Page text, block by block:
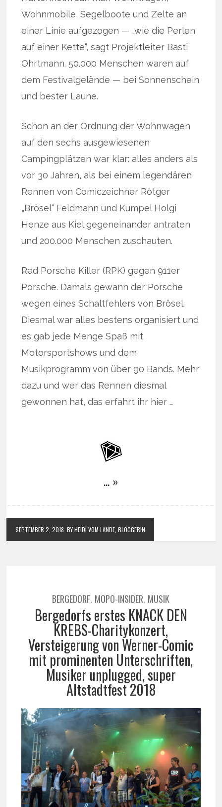
Wohnmobile, Segelboote und Zelte an
einer Linie aufgezogen — „wie die Perlen
auf einer Kette“, sagt Projektleiter Basti
Ohrtmann. 50.000 Menschen waren auf
dem Festivalgelände — bei Sonnenschein
und bester Laune.
Schon an der Ordnung der Wohnwagen
auf den sechs ausgewiesenen
Campingplätzen war klar: alles anders als
vor 30 Jahren, als bei einem legendären
Rennen von Comiczeichner Rötger
„Brösel“ Feldmann und Kumpel Holgi
Henze aus Kiel gegeneinander antraten
und 200.000 Menschen zuschauten.
Red Porsche Killer (RPK) gegen 911er
Porsche. Damals gewann der Porsche
wegen eines Schaltfehlers von Brösel.
Diesmal war alles bestens organisiert und
es gab jede Menge Spaß mit
Motorsportshows und dem
Musikprogramm von über 90 Bands. Mehr
dazu und wer das Rennen diesmal
gewonnen hat, das erfahrt ihr hier …
… »
SEPTEMBER 2, 2018 BY HEIDI VOM LANDE, BLOGGERIN
BERGEDORF, MOPO-INSIDER, MUSIK
Bergedorfs erstes KNACK DEN
KREBS-Charitykonzert,
Versteigerung von Werner-Comic
mit prominenten Unterschriften,
Musiker unplugged, super
Altstadtfest 2018